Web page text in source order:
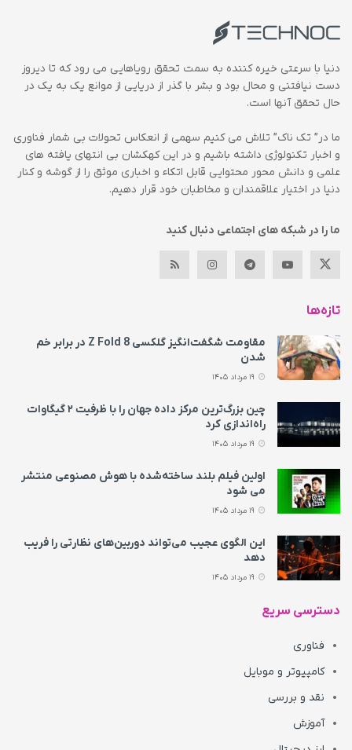
دنیا با سرعتی خیره کننده به سمت تحقق رویاهایی می رود که تا دیروز
دست نیافتنی و محال بود و بشر با گذر از دریایی از موانع یک به یک در
حال تحقق آنها است.
ما در” تک ناک” تلاش می کنیم سهمی از انعکاس تحولات بی شمار فناوری
و اخبار تکنولوژی داشته باشیم و در این کهکشان بی انتهای یافته های
علمی و دانش محور محتوایی قابل اتکاء و اخباری موثق را از گوشه و کنار
دنیا در اختیار علاقمندان و مخاطبان خود قرار دهیم.
ما را در شبکه های اجتماعی دنبال کنید
تازه‌ها
مقاومت شگفت‌انگیز گلکسی Z Fold 8 در برابر خم
شدن
چین بزرگ‌ترین مرکز داده جهان را با ظرفیت ۲ گیگاوات
راه‌اندازی کرد
اولین فیلم بلند ساخته‌شده با هوش مصنوعی منتشر
می‌ شود
این الگوی عجیب می‌تواند دوربین‌های نظارتی را فریب
دهد
دسترسی سریع
فناوری
کامپیوتر و موبایل
نقد و بررسی
آموزش